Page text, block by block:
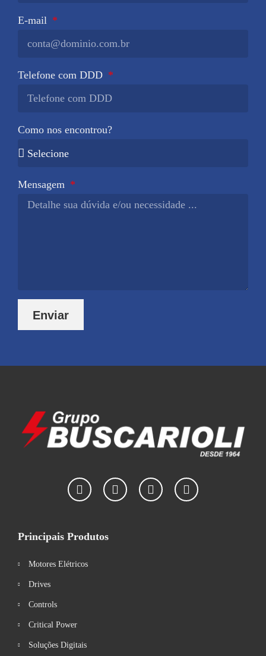
E-mail
Telefone com DDD
Como nos encontrou?
Mensagem
Enviar
Principais Produtos
Motores Elétricos
Drives
Controls
Critical Power
Soluções Digitais